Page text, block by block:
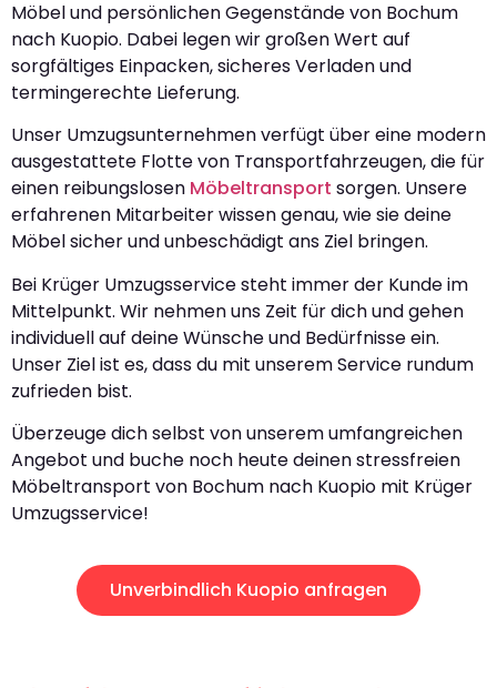
Möbel und persönlichen Gegenstände von Bochum
nach Kuopio. Dabei legen wir großen Wert auf
sorgfältiges Einpacken, sicheres Verladen und
termingerechte Lieferung.
Unser Umzugsunternehmen verfügt über eine modern
ausgestattete Flotte von Transportfahrzeugen, die für
einen reibungslosen Möbeltransport sorgen. Unsere
erfahrenen Mitarbeiter wissen genau, wie sie deine
Möbel sicher und unbeschädigt ans Ziel bringen.
Bei Krüger Umzugsservice steht immer der Kunde im
Mittelpunkt. Wir nehmen uns Zeit für dich und gehen
individuell auf deine Wünsche und Bedürfnisse ein.
Unser Ziel ist es, dass du mit unserem Service rundum
zufrieden bist.
Überzeuge dich selbst von unserem umfangreichen
Angebot und buche noch heute deinen stressfreien
Möbeltransport von Bochum nach Kuopio mit Krüger
Umzugsservice!
Unverbindlich Kuopio anfragen